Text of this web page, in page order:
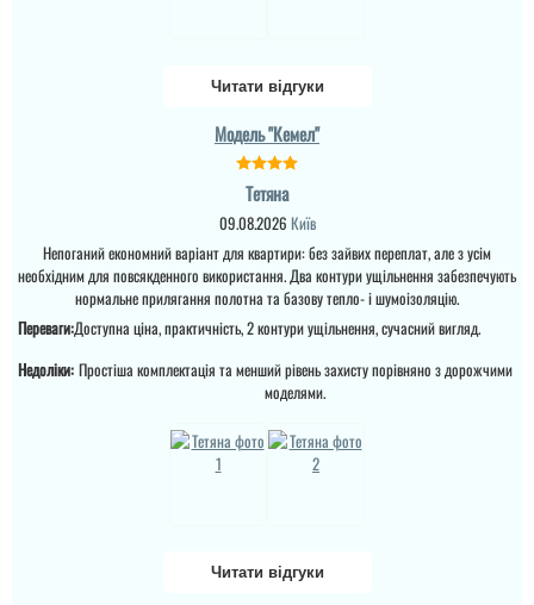
Ретельно обирали двері
в будинок для себе і с
певненістю можу
достойний варіант.
Читати відгуки
Модель "Кемел"
Тетяна
09.08.2026 Київ
Непоганий економний варіант для квартири: без зайвих переплат, але з усім
необхідним для повсякденного використання. Два контури ущільнення забезпечують
нормальне прилягання полотна та базову тепло- і шумоізоляцію.
Переваги:Доступна ціна, практичність, 2 контури ущільнення, сучасний вигляд.
Недоліки: Простіша комплектація та менший рівень захисту порівняно з дорожчими
моделями.
Читати відгуки